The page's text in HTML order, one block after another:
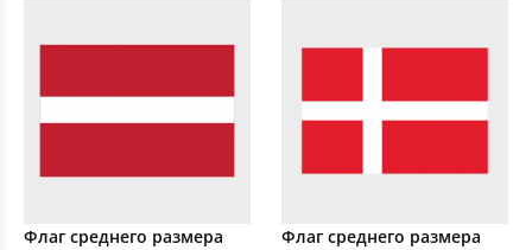
Флаг среднего размера
Флаг среднего размера